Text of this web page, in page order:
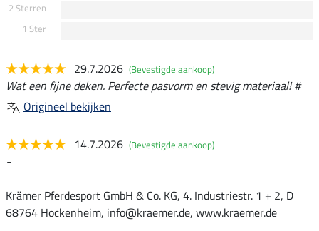
2 Sterren
1 Ster
29.7.2026 (Bevestigde aankoop)
Wat een fijne deken. Perfecte pasvorm en stevig materiaal! #
Origineel bekijken
14.7.2026 (Bevestigde aankoop)
-
Krämer Pferdesport GmbH & Co. KG, 4. Industriestr. 1 + 2, D
68764 Hockenheim, info@kraemer.de, www.kraemer.de